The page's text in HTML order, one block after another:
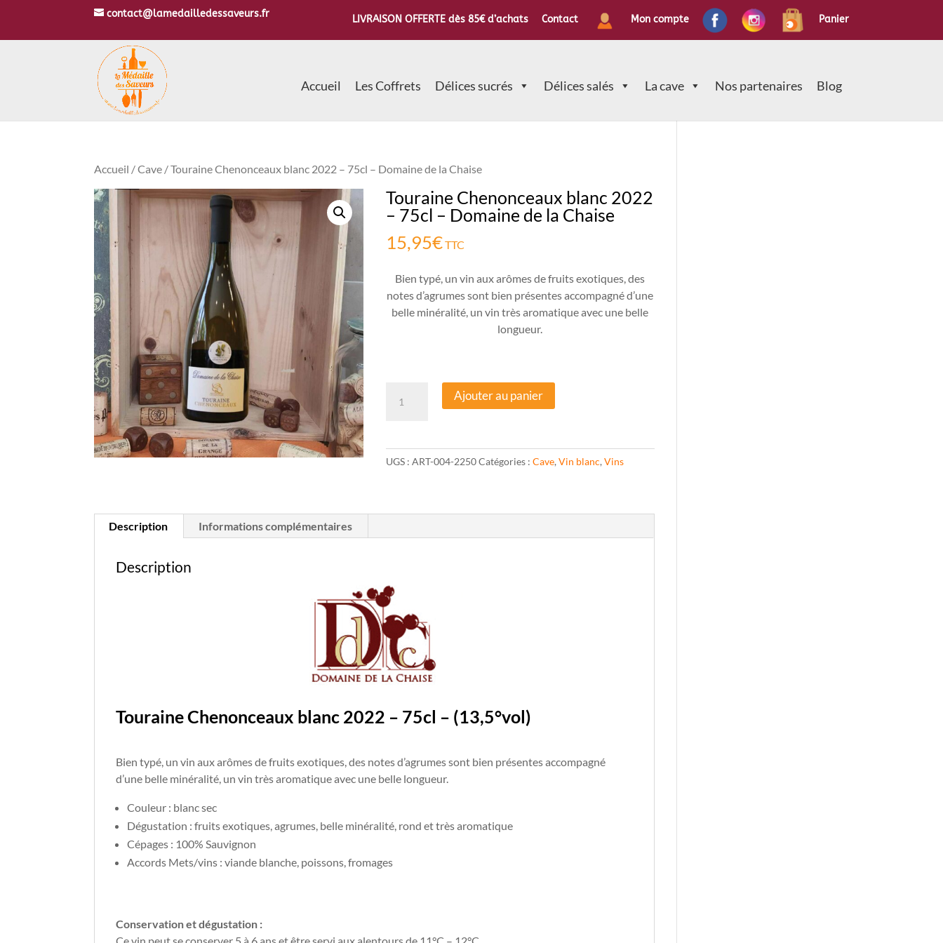
contact@lamedailledessaveurs.fr
LIVRAISON OFFERTE dès 85€ d’achats Contact Mon compte Panier
Accueil Les Coffrets Délices sucrés Délices salés La cave Nos partenaires Blog
Accueil /Cave / Touraine Chenonceaux blanc 2022 – 75cl – Domaine de la Chaise
Touraine Chenonceaux blanc 2022
– 75cl – Domaine de la Chaise
15,95€TTC
Bien typé, un vin aux arômes de fruits exotiques, des
notes d’agrumes sont bien présentes accompagné d’une
belle minéralité, un vin très aromatique avec une belle
longueur.
blanc
Domaine
Chaise
Ajouter au panier
UGS : ART-004-2250 Catégories : Cave, Vin blanc, Vins
Description Informations complémentaires
Description
Touraine Chenonceaux blanc 2022 – 75cl – (13,5°vol)
Bien typé, un vin aux arômes de fruits exotiques, des notes d’agrumes sont bien présentes accompagné
d’une belle minéralité, un vin très aromatique avec une belle longueur.
Couleur : blanc sec
Dégustation : fruits exotiques, agrumes, belle minéralité, rond et très aromatique
Cépages : 100% Sauvignon
Accords Mets/vins : viande blanche, poissons, fromages
Conservation et dégustation :